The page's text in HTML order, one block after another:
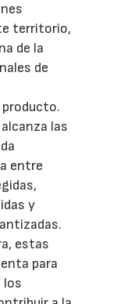
territorio,
de la
de
las
entre
y
estas
para
los